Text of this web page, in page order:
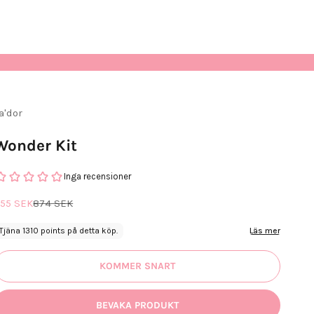
Kit
Inga recensioner
pris
SEKPris
874 SEK
Tjäna 1310 points på detta köp. Läs mer
KOMMER SNART
BEVAKA PRODUKT